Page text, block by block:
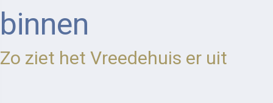
binnen
Zo ziet het Vreedehuis er uit